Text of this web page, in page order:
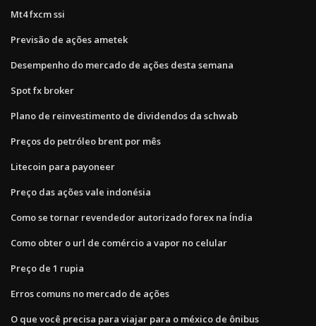
Mt4 fxcm ssi
Previsão de ações ametek
Desempenho do mercado de ações desta semana
Spot fx broker
Plano de reinvestimento de dividendos da schwab
Preços do petróleo brent por mês
Litecoin para payoneer
Preço das ações vale indonésia
Como se tornar revendedor autorizado forex na Índia
Como obter o url de comércio a vapor no celular
Preço de 1 rupia
Erros comuns no mercado de ações
O que você precisa para viajar para o méxico de ônibus